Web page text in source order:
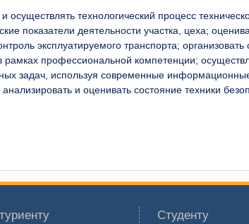
осуществлять технологический процесс
показатели деятельности участка, цеха;
эксплуатируемого транспорта;
профессиональной компетенции;
задач, используя современные
и оценивать состояние техники
Студенту